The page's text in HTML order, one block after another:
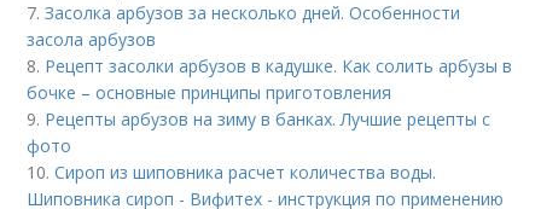
7.Засолка арбузов за несколько дней. Особенности
засола арбузов
8. Рецепт засолки арбузов в кадушке. Как солить арбузы в
бочке – основные принципы приготовления
9. Рецепты арбузов на зиму в банках. Лучшие рецепты с
фото
10.Сироп из шиповника расчет количества воды.
Шиповника сироп - Вифитех - инструкция по применению